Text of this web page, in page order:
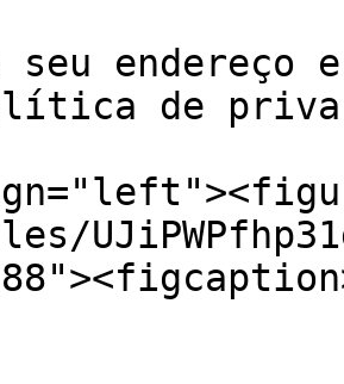
seu endereço
de